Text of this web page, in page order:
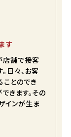
す
店舗で接客
日々、お客
ことのでき
きます。その
インが生ま